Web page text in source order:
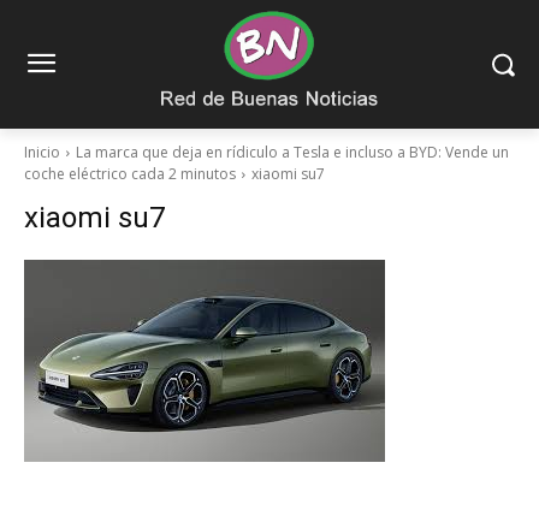
Inicio
La marca que deja en rídiculo a Tesla e incluso a BYD: Vende un
coche eléctrico cada 2 minutos
xiaomi su7
xiaomi su7